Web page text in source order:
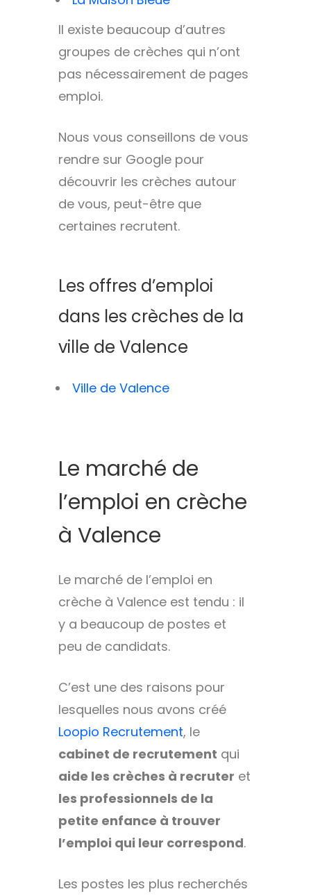
Il existe beaucoup d’autres
groupes de crèches qui n’ont
pas nécessairement de pages
emploi.
Nous vous conseillons de vous
rendre sur Google pour
découvrir les crèches autour
de vous, peut-être que
certaines recrutent.
Les offres d’emploi
dans les crèches de la
ville de Valence
Ville de Valence
Le marché de
l’emploi en crèche
à Valence
Le marché de l’emploi en
crèche à Valence est tendu : il
y a beaucoup de postes et
peu de candidats.
C’est une des raisons pour
lesquelles nous avons créé
Loopio Recrutement, le
cabinet de recrutement qui
aide les crèches à recruter et
les professionnels de la
petite enfance à trouver
l’emploi qui leur correspond.
Les postes les plus recherchés